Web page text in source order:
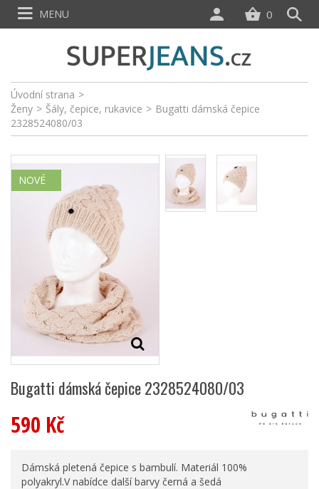
Úvodní strana >
Ženy > Šály, čepice, rukavice > Bugatti dámská čepice
2328524080/03
NOVÉ
Bugatti dámská čepice 2328524080/03
590 Kč
Dámská pletená čepice s bambulí. Materiál 100%
polyakryl.V nabídce další barvy černá a šedá
0
MENU